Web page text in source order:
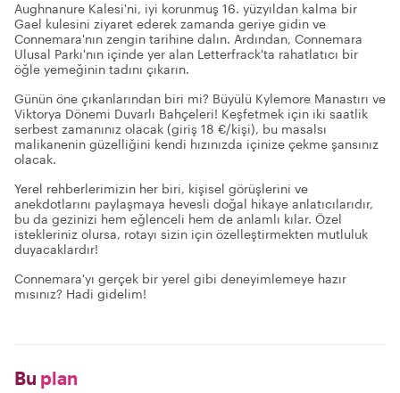
Aughnanure Kalesi'ni, iyi korunmuş 16. yüzyıldan kalma bir
Gael kulesini ziyaret ederek zamanda geriye gidin ve
Connemara'nın zengin tarihine dalın. Ardından, Connemara
Ulusal Parkı'nın içinde yer alan Letterfrack'ta rahatlatıcı bir
öğle yemeğinin tadını çıkarın.
Günün öne çıkanlarından biri mi? Büyülü Kylemore Manastırı ve
Viktorya Dönemi Duvarlı Bahçeleri! Keşfetmek için iki saatlik
serbest zamanınız olacak (giriş 18 €/kişi), bu masalsı
malikanenin güzelliğini kendi hızınızda içinize çekme şansınız
olacak.
Yerel rehberlerimizin her biri, kişisel görüşlerini ve
anekdotlarını paylaşmaya hevesli doğal hikaye anlatıcılarıdır,
bu da gezinizi hem eğlenceli hem de anlamlı kılar. Özel
istekleriniz olursa, rotayı sizin için özelleştirmekten mutluluk
duyacaklardır!
Connemara'yı gerçek bir yerel gibi deneyimlemeye hazır
mısınız? Hadi gidelim!
Bu plan